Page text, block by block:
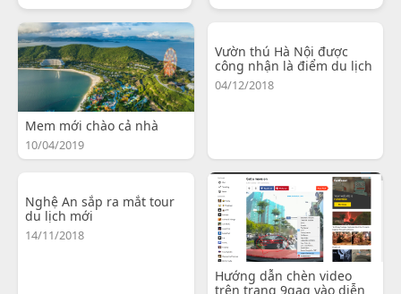
Mem mới chào cả nhà
10/04/2019
Vườn thú Hà Nội được
công nhận là điểm du lịch
04/12/2018
Nghệ An sắp ra mắt tour
du lịch mới
14/11/2018
Hướng dẫn chèn video
trên trang 9gag vào diễn